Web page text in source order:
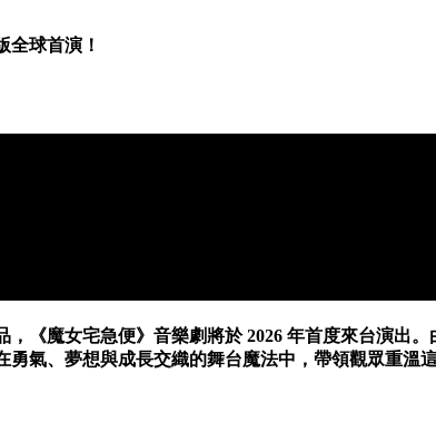
全球首演！
《魔女宅急便》音樂劇將於 2026 年首度來台演出
氣、夢想與成長交織的舞台魔法中，帶領觀眾重溫